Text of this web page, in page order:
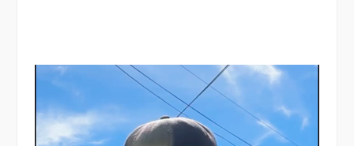
Reproductor
vídeo